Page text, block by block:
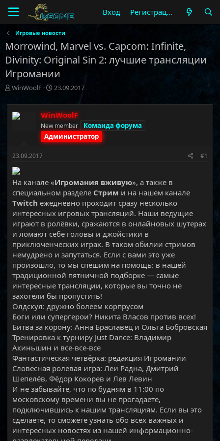
Вход Регистрация
Игровые новости
Morrowind, Marvel vs. Capcom: Infinite,
Divinity: Original Sin 2: лучшие трансляции
Игромании
А
т
о
р
ы
WinWoolF
Д
т
а
н
а
ч
23.09.2017
WinWoolF
New member
Команда форума
Администратор
23.09.2017 #1
На канале «Игромания вживую», а также в
специальном разделе Стрим и на нашем канале
Twitch ежедневно проходит сразу несколько
интересных игровых трансляций. Наши ведущие
играют в ролёвки, сражаются в онлайновых шутерах
и ломают себе головы и джойстики в
приключенческих играх. В таком обилии стримов
немудрено и запутаться. Если с вами это уже
произошло, то мы спешим на помощь: в нашей
традиционной пятничной подборке — самые
интересные трансляции, которые вы точно не
захотели бы пропустить!
Олдскул: дружно болеем корпрусом
Боги или супергерои? Никита Власов против всех!
Битва за корону: Анна Браславец и Ольга Бобровская
Тренировка к турниру Just Dance: Владимир
Акиньшин и все-все-все
Фантастическая четвёрка: редакция Игромании
Словесная ролевая игра: Леи Радна, Дмитрий
Шепелёв, Фёдор Кокорев и Лев Левин
И не забывайте, что по будням в 11:00 по
московскому времени вы не прогадаете,
подключившись к нашим трансляциям. Если вы это
сделаете, то сможете узнать обо всех важных и
интересных новостях из нашей информационно-